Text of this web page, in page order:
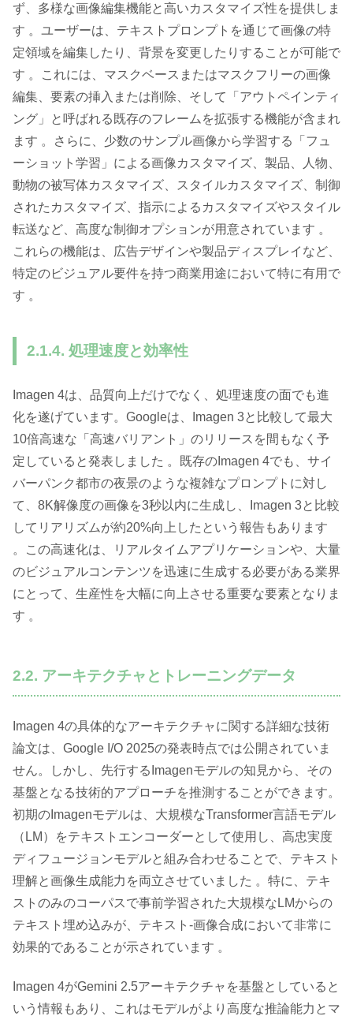
ず、多様な画像編集機能と高いカスタマイズ性を提供しま
す 。ユーザーは、テキストプロンプトを通じて画像の特
定領域を編集したり、背景を変更したりすることが可能で
す 。これには、マスクベースまたはマスクフリーの画像
編集、要素の挿入または削除、そして「アウトペインティ
ング」と呼ばれる既存のフレームを拡張する機能が含まれ
ます 。さらに、少数のサンプル画像から学習する「フュ
ーショット学習」による画像カスタマイズ、製品、人物、
動物の被写体カスタマイズ、スタイルカスタマイズ、制御
されたカスタマイズ、指示によるカスタマイズやスタイル
転送など、高度な制御オプションが用意されています 。
これらの機能は、広告デザインや製品ディスプレイなど、
特定のビジュアル要件を持つ商業用途において特に有用で
す 。
2.1.4. 処理速度と効率性
Imagen 4は、品質向上だけでなく、処理速度の面でも進
化を遂げています。Googleは、Imagen 3と比較して最大
10倍高速な「高速バリアント」のリリースを間もなく予
定していると発表しました 。既存のImagen 4でも、サイ
バーパンク都市の夜景のような複雑なプロンプトに対し
て、8K解像度の画像を3秒以内に生成し、Imagen 3と比較
してリアリズムが約20%向上したという報告もあります
。この高速化は、リアルタイムアプリケーションや、大量
のビジュアルコンテンツを迅速に生成する必要がある業界
にとって、生産性を大幅に向上させる重要な要素となりま
す 。
2.2. アーキテクチャとトレーニングデータ
Imagen 4の具体的なアーキテクチャに関する詳細な技術
論文は、Google I/O 2025の発表時点では公開されていま
せん。しかし、先行するImagenモデルの知見から、その
基盤となる技術的アプローチを推測することができます。
初期のImagenモデルは、大規模なTransformer言語モデル
（LM）をテキストエンコーダーとして使用し、高忠実度
ディフュージョンモデルと組み合わせることで、テキスト
理解と画像生成能力を両立させていました 。特に、テキ
ストのみのコーパスで事前学習された大規模なLMからの
テキスト埋め込みが、テキスト-画像合成において非常に
効果的であることが示されています 。
Imagen 4がGemini 2.5アーキテクチャを基盤としていると
いう情報もあり、これはモデルがより高度な推論能力とマ